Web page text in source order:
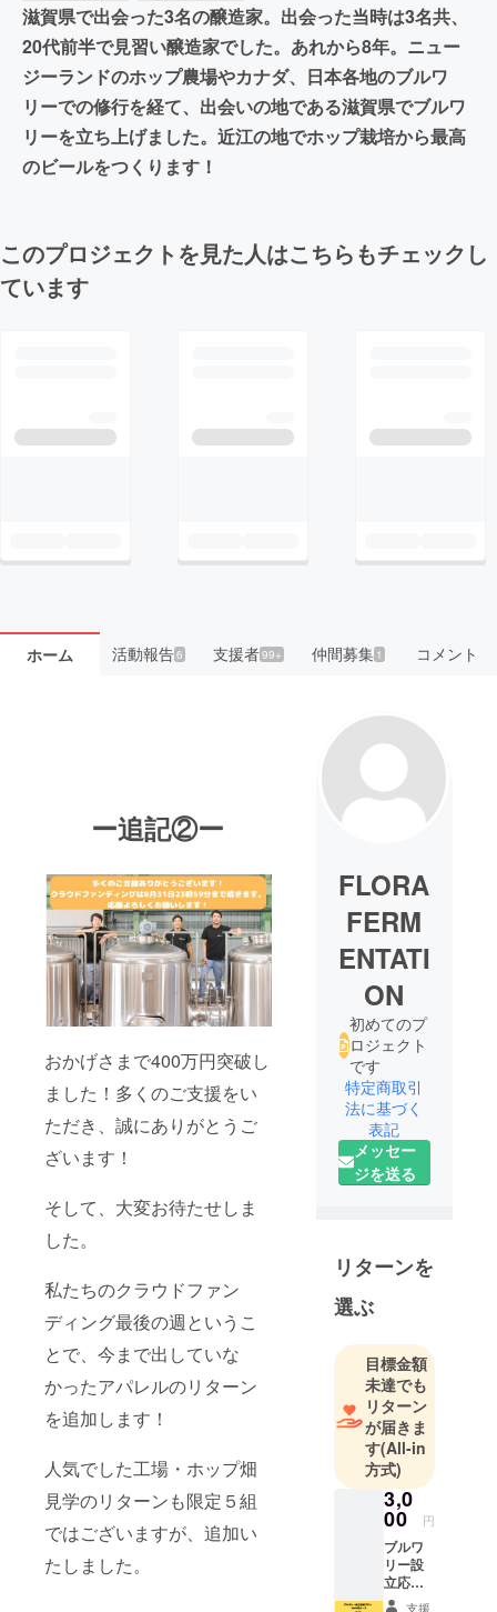
滋賀県で出会った3名の醸造家。出会った当時は3名共、
20代前半で見習い醸造家でした。あれから8年。ニュー
ジーランドのホップ農場やカナダ、日本各地のブルワ
リーでの修行を経て、出会いの地である滋賀県でブルワ
リーを立ち上げました。近江の地でホップ栽培から最高
のビールをつくります！
このプロジェクトを見た人はこちらもチェックし
ています
ホーム 活動報告6 支援者99+ 仲間募集 1 コメント
ー追記②ー
おかげさまで400万円突破し
ました！多くのご支援をい
ただき、誠にありがとうご
ざいます！
そして、大変お待たせしま
した。
私たちのクラウドファン
ディング最後の週というこ
とで、今まで出していな
かったアパレルのリターン
を追加します！
人気でした工場・ホップ畑
見学のリターンも限定５組
ではございますが、追加い
たしました。
FLORA
FERM
ENTATI
ON
初めてのプ
ロジェクト
です
特定商取引
法に基づく
表記
メッセー
ジを送る
リターンを
選ぶ
目標金額
未達でも
リターン
が届きま
す(All-in
方式)
3,0
00 円
ブルワ
リー設
立応援
プラ支援